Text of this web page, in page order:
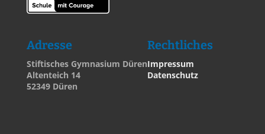
Adresse
Stiftisches Gymnasium Düren
Altenteich 14
52349 Düren
Rechtliches
Impressum
Datenschutz